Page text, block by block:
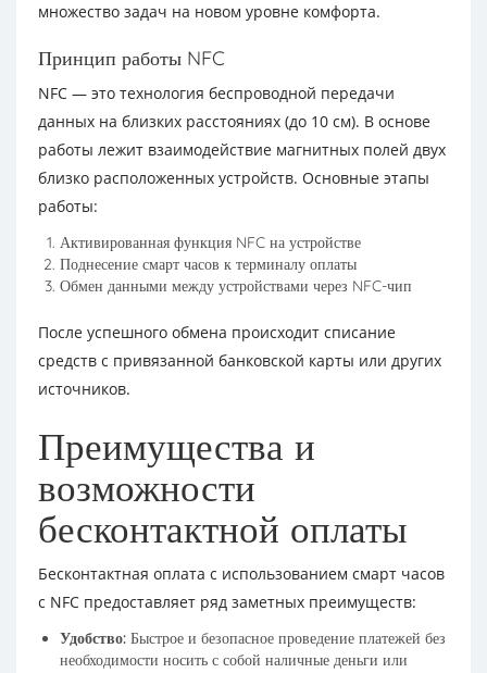
множество задач на новом уровне комфорта.
Принцип работы NFC
NFC — это технология беспроводной передачи
данных на близких расстояниях (до 10 см). В основе
работы лежит взаимодействие магнитных полей двух
близко расположенных устройств. Основные этапы
работы:
Активированная функция NFC на устройстве
Поднесение смарт часов к терминалу оплаты
Обмен данными между устройствами через NFC-чип
После успешного обмена происходит списание
средств с привязанной банковской карты или других
источников.
Преимущества и
возможности
бесконтактной оплаты
Бесконтактная оплата с использованием смарт часов
с NFC предоставляет ряд заметных преимуществ:
Удобство: Быстрое и безопасное проведение платежей без
необходимости носить с собой наличные деньги или